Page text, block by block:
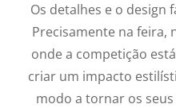
Os detalhes e o design
Precisamente na feira,
onde a competição
criar um impacto
modo a tornar os